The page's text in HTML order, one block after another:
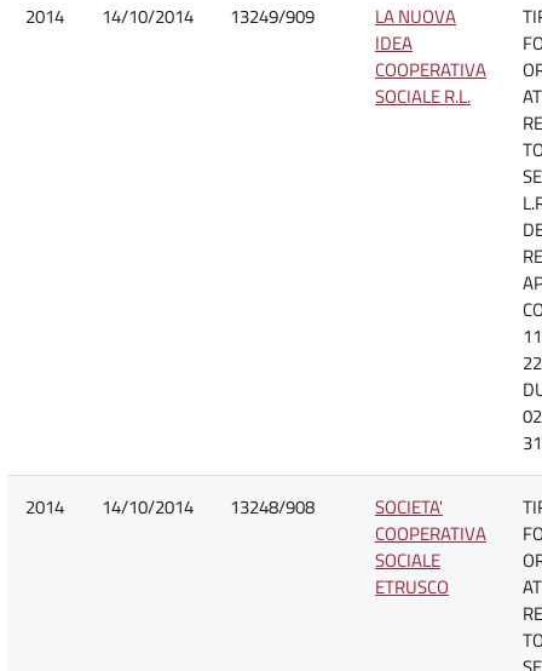
2014 14/10/2014 13249/909
LA NUOVA
IDEA
COOPERATIVA
SOCIALE R.L.
2014 14/10/2014 13248/908
SOCIETA'
COOPERATIVA
SOCIALE
ETRUSCO